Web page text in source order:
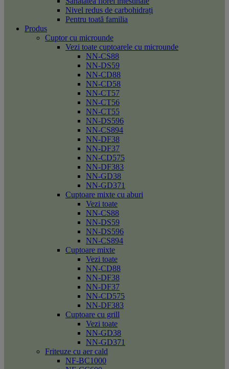
Nivel redus de carbohidrați
Pentru toată familia
Produs
Cuptor cu microunde
Vezi toate cuptoarele cu microunde
NN-CS88
NN-DS59
NN-CD88
NN-CD58
NN-CT57
NN-CT56
NN-CT55
NN-DS596
NN-CS894
NN-DF38
NN-DF37
NN-CD575
NN-DF383
NN-GD38
NN-GD371
Cuptoare mixte cu aburi
Vezi toate
NN-CS88
NN-DS59
NN-DS596
NN-CS894
Cuptoare mixte
Vezi toate
NN-CD88
NN-DF38
NN-DF37
NN-CD575
NN-DF383
Cuptoare cu grill
Vezi toate
NN-GD38
NN-GD371
Friteuze cu aer cald
NF-BC1000